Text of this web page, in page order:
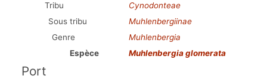
Tribu
Cynodonteae
Sous tribu
Muhlenbergiinae
Genre
Muhlenbergia
Espèce
Muhlenbergia glomerata
Port